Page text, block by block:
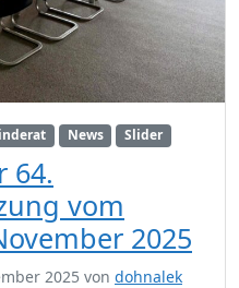
News Slider
64.
vom
2025
2025 von dohnalek